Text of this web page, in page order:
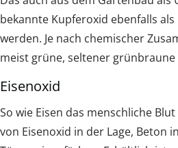
bekannte Kupferoxid ebenfalls
werden. Je nach chemischer
meist grüne, seltener grünbraune
Eisenoxid
So wie Eisen das menschliche
von Eisenoxid in der Lage, Beton